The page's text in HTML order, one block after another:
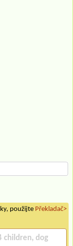
použijte Překladač>